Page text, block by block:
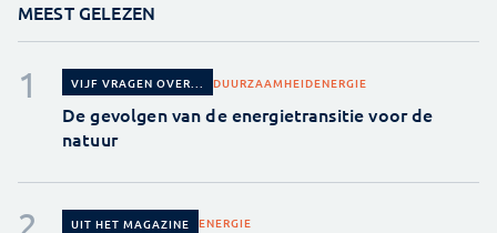
MEEST GELEZEN
VIJF VRAGEN OVER... DUURZAAMHEIDENERGIE
De gevolgen van de energietransitie voor de
natuur
UIT HET MAGAZINE ENERGIE